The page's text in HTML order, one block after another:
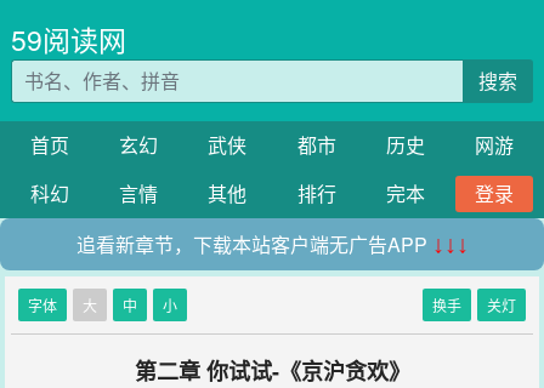
59阅读网
搜索
首页 玄幻 武侠 都市 历史
网游
科幻
言情 其他 排行 完本
登录
追看新章节，下载本站客户端无广告APP ↓↓↓
字体 大 中 小 换手 关灯
第二章 你试试-《京沪贪欢》